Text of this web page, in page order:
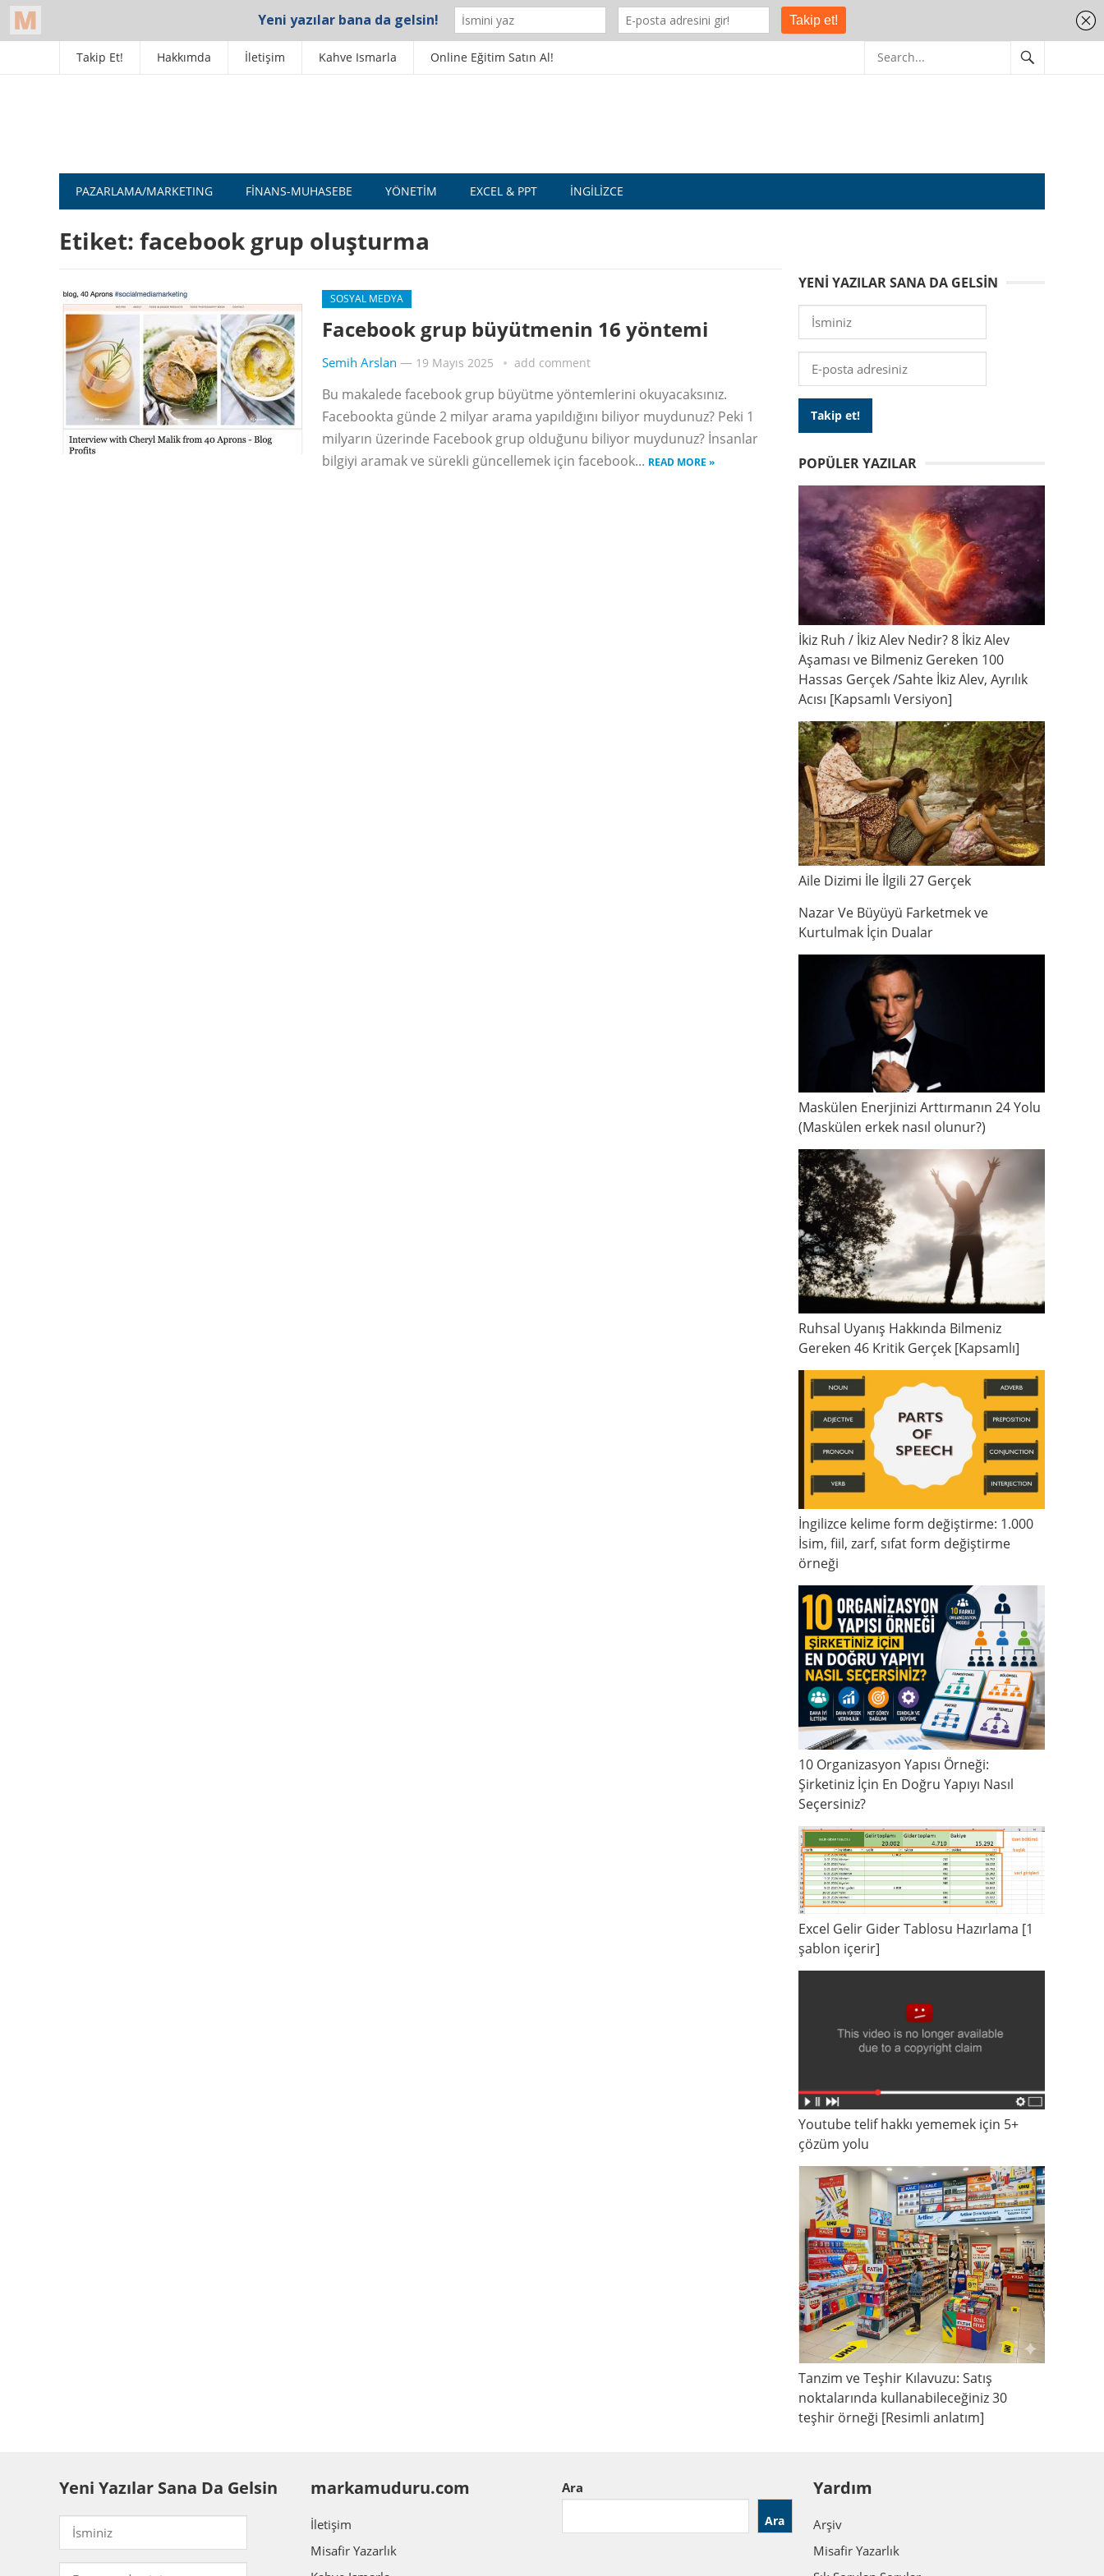
Takip Et! Hakkımda İletişim Kahve Ismarla Online Eğitim Satın Al!
PAZARLAMA/MARKETING FINANS-MUHASEBE YÖNETIM EXCEL & PPT İNGILIZCE
Etiket: facebook grup oluşturma
SOSYAL MEDYA
Facebook grup büyütmenin 16 yöntemi
Semih Arslan — 19 Mayıs 2025 add comment
Bu makalede facebook grup büyütme yöntemlerini okuyacaksınız.
Facebookta günde 2 milyar arama yapıldığını biliyor muydunuz? Peki 1
milyarın üzerinde Facebook grup olduğunu biliyor muydunuz? İnsanlar
bilgiyi aramak ve sürekli güncellemek için facebook... READ MORE »
YENI YAZILAR SANA DA GELSIN
POPÜLER YAZILAR
İkiz Ruh / İkiz Alev Nedir? 8 İkiz Alev
Aşaması ve Bilmeniz Gereken 100
Hassas Gerçek /Sahte İkiz Alev, Ayrılık
Acısı [Kapsamlı Versiyon]
Aile Dizimi İle İlgili 27 Gerçek
Nazar Ve Büyüyü Farketmek ve
Kurtulmak İçin Dualar
Maskülen Enerjinizi Arttırmanın 24 Yolu
(Maskülen erkek nasıl olunur?)
Ruhsal Uyanış Hakkında Bilmeniz
Gereken 46 Kritik Gerçek [Kapsamlı]
İngilizce kelime form değiştirme: 1.000
İsim, fiil, zarf, sıfat form değiştirme
örneği
10 Organizasyon Yapısı Örneği:
Şirketiniz İçin En Doğru Yapıyı Nasıl
Seçersiniz?
Excel Gelir Gider Tablosu Hazırlama [1
şablon içerir]
Youtube telif hakkı yememek için 5+
çözüm yolu
Tanzim ve Teşhir Kılavuzu: Satış
noktalarında kullanabileceğiniz 30
teşhir örneği [Resimli anlatım]
Yeni Yazılar Sana Da Gelsin markamuduru.com
İletişim
Misafir Yazarlık
Ara
Ara
Yardım
Arşiv
Misafir Yazarlık